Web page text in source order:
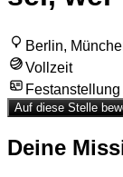
Berlin,
Vollzeit
Festanstellung
Auf diese Stelle
Deine